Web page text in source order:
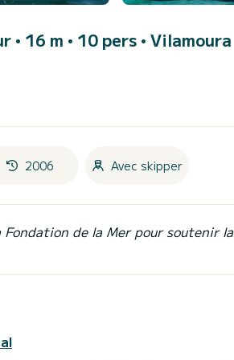
• 16 m • 10 pers • Vilamoura
2006 Avec skipper
de la Mer pour soutenir la